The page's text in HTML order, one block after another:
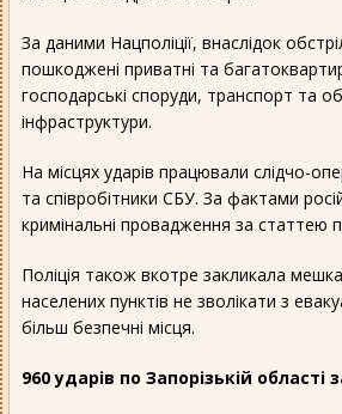
За даними Нацполіції, внаслідок
пошкоджені приватні та
господарські споруди, транспорт та
інфраструктури.
На місцях ударів працювали слідчо-
та співробітники СБУ. За фактами
кримінальні провадження за статтею
Поліція також вкотре закликала
населених пунктів не зволікати з
більш безпечні місця.
960 ударів по Запорізькій області